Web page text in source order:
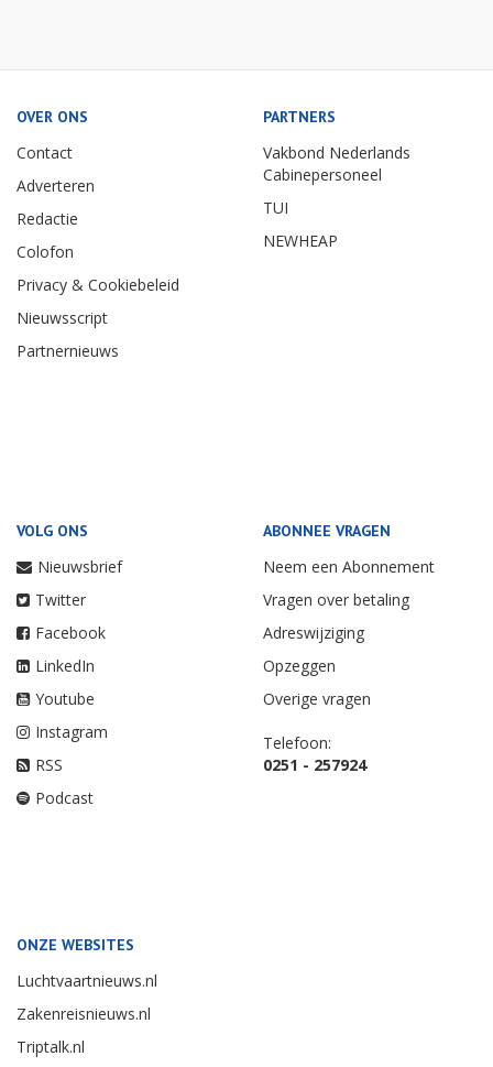
OVER ONS
Contact
Adverteren
Redactie
Colofon
Privacy & Cookiebeleid
Nieuwsscript
Partnernieuws
PARTNERS
Vakbond Nederlands
Cabinepersoneel
TUI
NEWHEAP
VOLG ONS
Nieuwsbrief
Twitter
Facebook
LinkedIn
Youtube
Instagram
RSS
Podcast
ABONNEE VRAGEN
Neem een Abonnement
Vragen over betaling
Adreswijziging
Opzeggen
Overige vragen
Telefoon:
0251 - 257924
ONZE WEBSITES
Luchtvaartnieuws.nl
Zakenreisnieuws.nl
Triptalk.nl